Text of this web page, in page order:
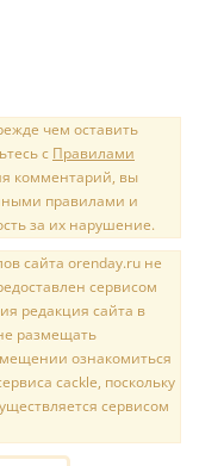
чем оставить
с Правилами
комментарий, вы
правилами и
за их нарушение.
сайта orenday.ru не
сервисом
редакция сайта в
размещать
ознакомиться
cackle, поскольку
сервисом